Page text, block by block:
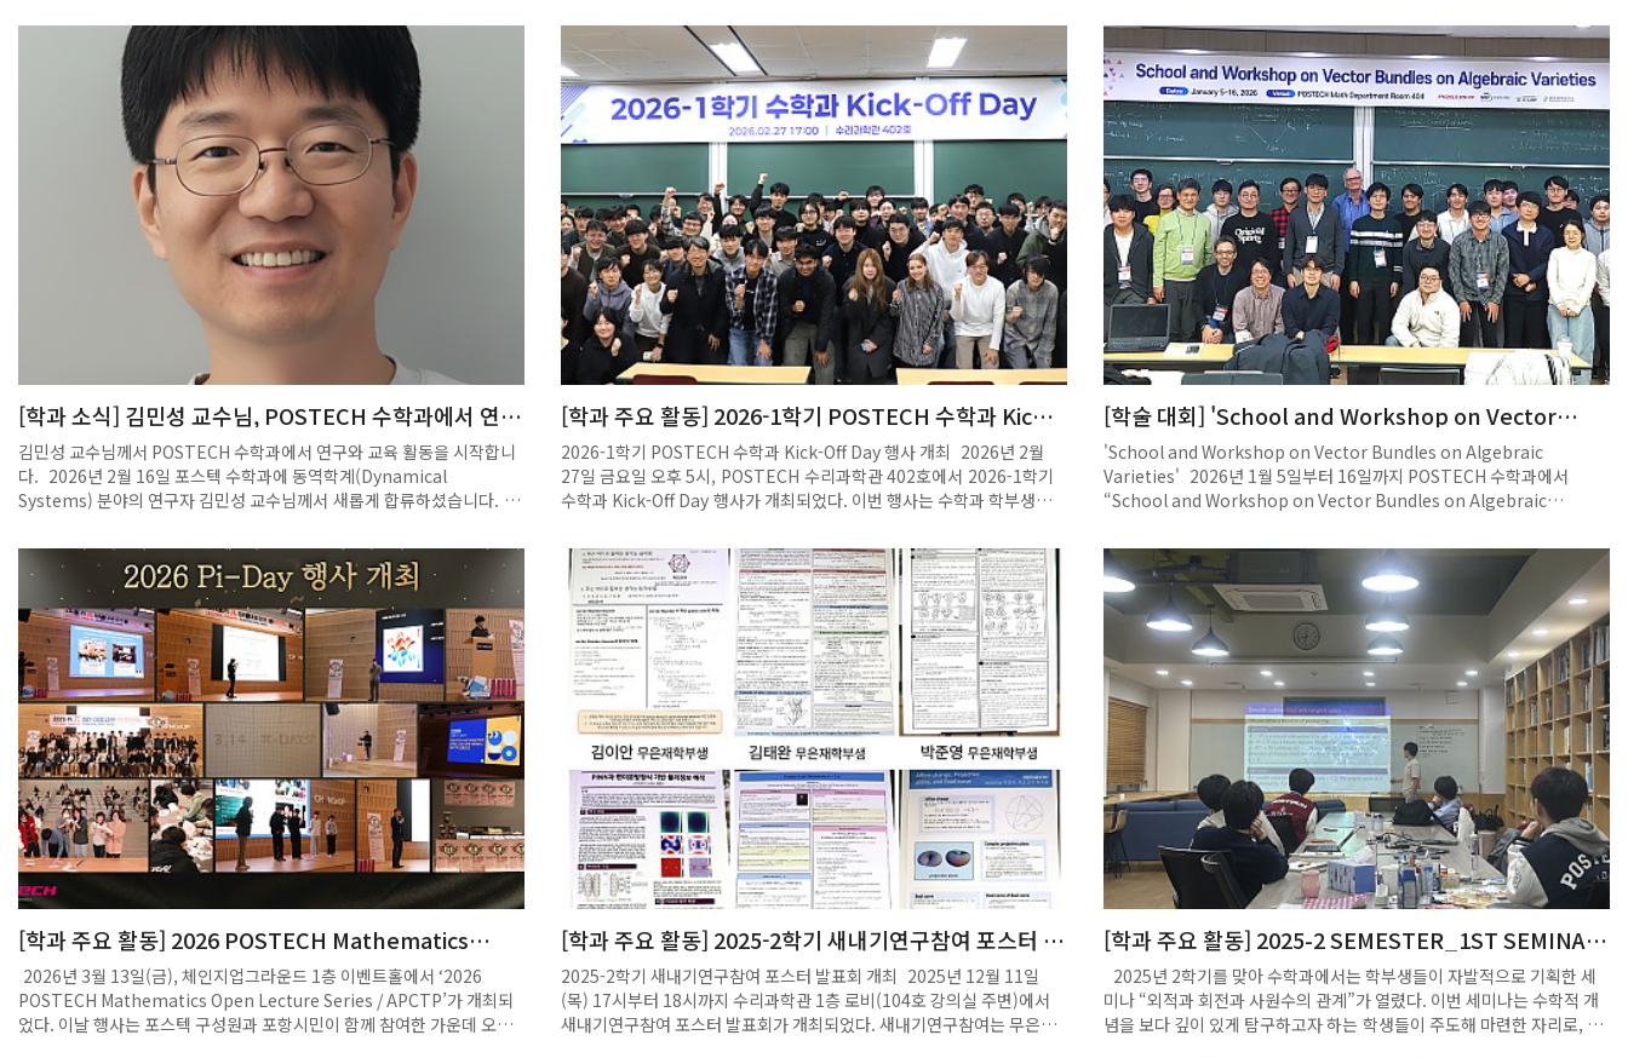
능으로 작곡한 우리 국악' 행사를 개최한다. 참가자들이 정재훈 포스텍 교
수와 함께 직접 국악을 수학적으로 분석하고 AI가 작곡하는 과정을 체험하
며 엑스포를 탐방할 수 있는 기회다. 권석민 국립중앙과학관장은 "국악은
수백 년간 우리 생활 속에서 독창적인 소리 문화를 만들어 왔다"며 "이번
전시는 국립중앙과학관의 과학적 전문성과 영동세계국악엑스포의 문화
역량을 결합해 전 세계에 국악의 과학적 매력을 알리는 계기가 될 것"이라
고 밝혔다.
으로 미래 사회를 조망하는 작품을 발굴하고자 마련된 행사이다. 이 공모
전은 SF 창작을 꿈꾸는 이공계 학생들에게 중요한 등용문으로 자리매김하
고 있다. 유재원 대학원생은 오랜 기간 SF 창작 활동을 이어오며 수학 연
구와 글쓰기를 병행해 왔으며, 정해진 규칙 속에서 상상력을 확장해 나간
다는 점에서 SF와 수학의 공통점을 발견하고 이를 작품 세계에 반영해 왔
다. 특히 꾸준한 창작 활동과 도전 끝에 이번 대상을 수상하며 ‘SF를 쓰는
연구자’라는 자신의 꿈에 한 걸음 더 다가서는 계기를 마련하였다. 이날 시
상식은 개회사를 시작으로 경과보고(김진희 포스텍 인문사회학부 교수),
격려사(김성근 포스텍 총장), 수상자 시상 및 소감 발표 순으로 진행되었
으며, 심사위원 심사평과 내빈 축사가 이어졌다. 단편소설 부문에서는 동
아대학교, 한국과학기술원, 전북대학교 학생들이 우수상을 수상하였고,
유재원 대학원생이 대상의 영예를 안았다. 포스텍 소통과 공론 연구소는
앞으로도 과학기술적 전문성과 인문학적 창의력을 겸비한 이공계 인재들
의 SF 창작 활동을 지속적으로 지원해 나갈 계획이라고 밝혔다.
에서 각 대학이 진행 중인 교육 과정의 성과를 공유하고, 향후 추진 계획과
협력 방안을 모색했다.각 대학의 강점을 살린 특화 프로그램을 소개하며
서로 아이디어를 교환하고 지역 교육의 시너지 확장에 뜻을 모았다.시는
지난 2024년 교육 발전 특구 시범 지역으로 선정된 후 2026년까지 시범
운영 중이며, 평가를 거쳐 2027년 정식 지정 여부가 결정된다.시는 글로
벌 인재 양성과 이차전지 인재 양성을 양대 축으로, 지역 대학 중심의 혁신
교육 체계를 구축하고 있다.회의에서 포스텍은 인공지능(AI)과 수학을 융
합한 '청소년 수리 인공지능 아카데미'로 AI 융합 교육을, 한동대는 원어민
영어 교육과 문해력 강화 과정을 소개했다. 또 선린대·포항대는 전공 체험
과 진로 탐색 중심 프로그램을 각각 소개했다.시는 이번 회의를 계기로 각
대학과의 정례 협의 체계를 구축하고 교육 발전 특구 사업의 성과를 지속
해서 공유·확산할 계획이다.시 관계자는 "이번 글로벌 인재 양성 실무 협
의체 회의는 포항의 대학이 한마음으로 뭉쳐 지역 청소년을 미래 글로벌
리더로 육성하겠다는 결의를 다진 자리였다"며 "청소년이 포항에서 글로
벌 역량을 키우고 미래를 설계할 수 있도록 적극 지원하겠다"고 말했다.
[포항=뉴시스]송종욱 기자2025.10.10.
순식 교수, 성균관대학교 윤석배 교수와 함께 공동으로 조직하였다. 이번
겨울학교의 주제는 기체운동론적 편미분방정식 및 비압축적 유체 편미분
방정식으로, 관련 분야의 최신 연구 동향과 해석 이론을 심도 있게 다루는
프로그램으로 구성되었다. 주요 초청 연사로는 칭화대학교 Ling-Bing
He 교수, 서울대학교 정인지 교수, 울산과학기술원 최규동 교수가 참여하
였으며, 이들을 포함하여 총 11명의 초청 연사와 8명의 기여 강연 연사가
참가하였다. 전체 일정 동안 총 25회의 강연이 진행되었으며, 참가자들 간
의 활발한 학술 교류와 토론이 이루어졌다.
[학과 소식] 김민성 교수님, POSTECH 수학과에서 연구
와 교육 활동을 시작합니다!
김민성 교수님께서 POSTECH 수학과에서 연구와 교육 활동을 시작합니
다. 2026년 2월 16일 포스텍 수학과에 동역학계(Dynamical
Systems) 분야의 연구자 김민성 교수님께서 새롭게 합류하셨습니다. 김
박사 학위를 취득하셨으며, 이후 유럽의 여러 연구기관에서 활발한 연구
활동을 이어오셨습니다. 스웨덴 KTH Royal Institute of Technology
에서 박사후연구원(Postdoctoral Fellow)으로 연구를 수행하셨으며,
이탈리아 Scuola Normale Superiore di Pisa와 폴란드 Nicolaus
Copernicus University에서도 연구원으로 활동하며 국제적인 연구 경
험을 쌓아 오셨습니다. 김민성 교수님의 주요 연구 분야는 동역학계
(Dynamical Systems)로, 수학적 시스템의 시간에 따른 변화와 구조를
분석하는 연구를 중심으로 활발한 학문적 활동을 이어가고 있습니다. 다
양한 국제 연구 환경에서 축적한 경험을 바탕으로 해당 분야에서 의미 있
는 연구 성과를 이어갈 것으로 기대되고 있습니다. 포스텍 수학과는 김민
성 교수님의 합류를 진심으로 환영하며, 앞으로 동역학계 분야에서의 연
구와 교육을 통해 학과의 학문적 성장을 함께 이끌어 가시기를 기대합니
다.
[학과 주요 활동] 2026-1학기 POSTECH 수학과 Kick-
Off Day 개최
2026-1학기 POSTECH 수학과 Kick-Off Day 행사 개최 2026년 2월
27일 금요일 오후 5시, POSTECH 수리과학관 402호에서 2026-1학기
수학과 Kick-Off Day 행사가 개최되었다. 이번 행사는 수학과 학부생과
진행되었으며, 새 학기를 맞아 학과 구성원들이 한자리에 모여 교류하고
향후 학과의 방향을 공유하는 의미 있는 자리로 마련되었다. 행사의 진행
은 수학과 주임교수인 정재훈 교수가 맡았다. 정재훈 교수의 인사말로 시
작된 본 행사는 수학과 교수 및 직원 소개에 이어 2026-1학기 신입생 소개
순으로 진행되었다. 새롭게 수학과에 합류한 학부생과 신입 대학원생(구
준혁, 김민섭, 김해민, 박태준, 서정민, 옥승호, 윤서균, 이민서, 조준희, 한
주영)이 한 명씩 소개하며 참석자들의 따뜻한 환영을 받았고, 이를 통해 학
과 공동체의 새로운 시작을 함께 축하하는 시간을 가졌다. 이어 2025년
하반기 수학과의 주요 성과와 주요 행사들을 돌아보는 발표가 진행되었으
며, 학과 내 연구소 및 연구센터인 PMI, MINDS, CRT, CM2LA에 대한 소
개도 함께 이루어졌다. 이를 통해 참석자들은 학과의 다양한 연구 활동과
성과를 공유하며 학문적 교류의 의미를 되새길 수 있었다. 또한 우수 교육
조교상, Graduate Research Fellowship, BK21 등 다양한 분야에서
우수한 성과를 거둔 구성원들을 축하하는 시상식이 이어졌으며, 수학과
구성원들이 함께하는 기념 촬영과 경품 추첨이 진행되어 행사 분위기를 더
욱 화기애애하게 만들었다. 행사의 마지막에는 샌드위치와 음료가 제공되
는 Tea Time이 마련되어 참석자들이 자유롭게 대화를 나누며 친목을 다
모여 지난 성과를 돌아보고 새 학기의 출발을 다짐하는 뜻깊은 자리로 마
무리되었다.2026.02.27.
[학술 대회] 'School and Workshop on Vector
Bundles on Algebraic Varieties' 학회 개최
'School and Workshop on Vector Bundles on Algebraic
Varieties' 2026년 1월 5일부터 16일까지 POSTECH 수학과에서
“School and Workshop on Vector Bundles on Algebraic
인 대수다양체 위의 벡터다발과 그 응용을 주제로 국내외 연구자들이 한자
리에 모여 최신의 연구 동향을 공유하고 학생들에게 이 주제에 대한 배움
과 연구발표의 기회를 제공하는 등의 심도 있는 학술 교류를 위하여 마련
되었다. 이번 행사에는 Université Bourgogne Europe, Universitat
de Barcelona, Politecnico di Torino, Fordham University 등 해
외 대학과 POSTECH, IBS, KIAS, 그리고 국내의 여러 대학 소속의 다수
연구자가 연사로 참여하였다. 강연은 POSTECH 수학과 404호에서 진
행되었으며, 학교(School)와 워크숍(Workshop)을 병행하는 형태로 구
성되어 젊은 연구자와 대학원생들에게도 유익한 학습의 기회가 제공되었
다. 본 행사는 한국연구재단, 경상국립대학교 G-LAMP 사업단, 경상국립
대학교 분자제어연구소, POSTECH 수학과, POSTECH 기초과학연구소
의 지원을 받아 박경동 교수(경상국립대학교), 박지훈 교수(IBS-CGP,
POSTECH), 이경석 교수(POSTECH)가 조직하였으며, 대수기하학 분야
의 활발한 국제 협력과 연구 네트워크 강화에 큰 도움이 되기를 기대하고
있다.
[학과 주요 활동] 2026 POSTECH Mathematics
Open Lecture Series / APCTP 대중강연개최
2026년 3월 13일(금), 체인지업그라운드 1층 이벤트홀에서 ‘2026
POSTECH Mathematics Open Lecture Series / APCTP’가 개최되
었다. 이날 행사는 포스텍 구성원과 포항시민이 함께 참여한 가운데 오후
[학과 주요 활동] 2025-2학기 새내기연구참여 포스터 발
표회 개최
2025-2학기 새내기연구참여 포스터 발표회 개최 2025년 12월 11일
(목) 17시부터 18시까지 수리과학관 1층 로비(104호 강의실 주변)에서
새내기연구참여 포스터 발표회가 개최되었다. 새내기연구참여는 무은재
[학과 주요 활동] 2025-2 SEMESTER_1ST SEMINAR
외적과 회전과 사원수의 관계(학부생 세미나)
2025년 2학기를 맞아 수학과에서는 학부생들이 자발적으로 기획한 세
미나 “외적과 회전과 사원수의 관계”가 열렸다. 이번 세미나는 수학적 개
념을 보다 깊이 있게 탐구하고자 하는 학생들이 주도해 마련한 자리로, 전